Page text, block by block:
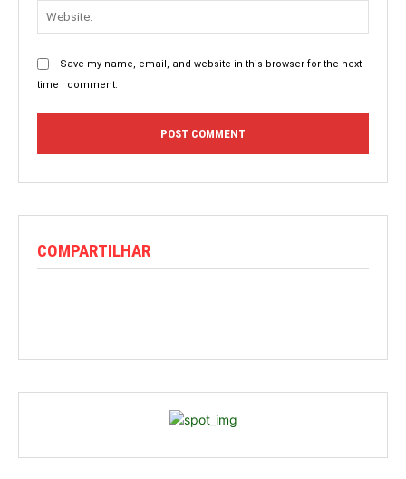
Save my name, email, and website in this browser for the next
time I comment.
COMPARTILHAR